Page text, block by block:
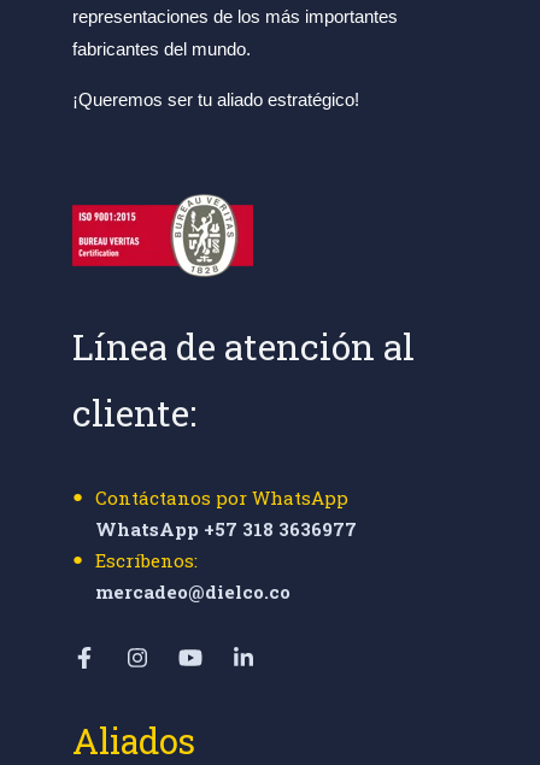
representaciones de los más importantes
fabricantes del mundo.
¡Queremos ser tu aliado estratégico!
Línea de atención al
cliente:
Contáctanos por WhatsApp
WhatsApp +57 318 3636977
Escríbenos:
mercadeo@dielco.co
Aliados